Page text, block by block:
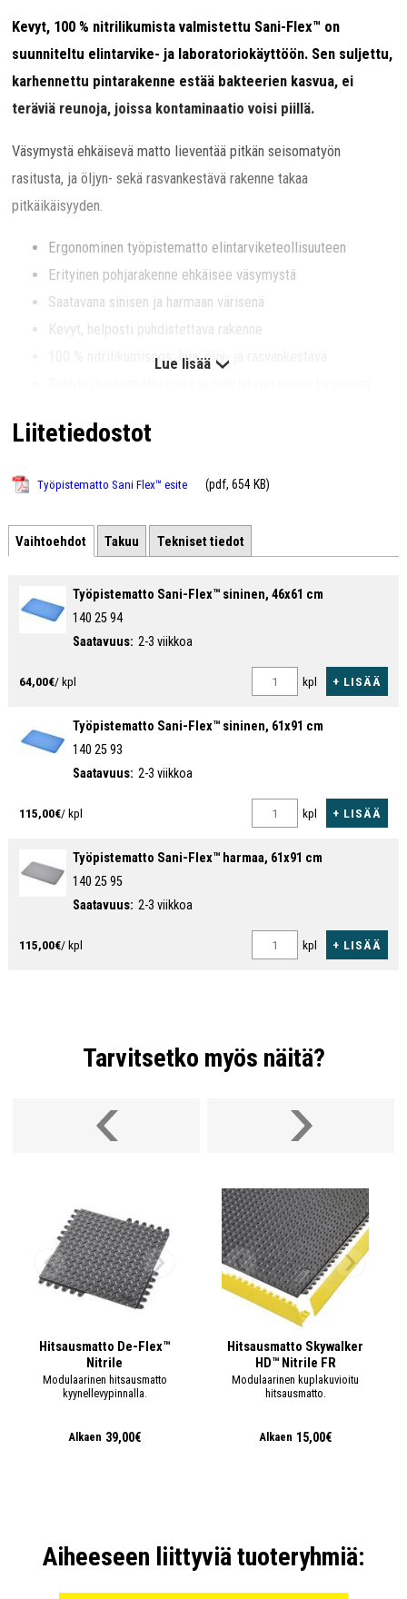
Kevyt, 100 % nitrilikumista valmistettu Sani-Flex™ on
suunniteltu elintarvike- ja laboratoriokäyttöön. Sen suljettu,
karhennettu pintarakenne estää bakteerien kasvua, ei
teräviä reunoja, joissa kontaminaatio voisi piillä.
Väsymystä ehkäisevä matto lieventää pitkän seisomatyön
rasitusta, ja öljyn- sekä rasvankestävä rakenne takaa
pitkäikäisyyden.
Ergonominen työpistematto elintarviketeollisuuteen
Erityinen pohjarakenne ehkäisee väsymystä
Saatavana sinisen ja harmaan värisenä
Kevyt, helposti puhdistettava rakenne
100 % nitrilikumiseos: luja, öljy- ja rasvankestävä
Sininen väri auttaa kontaminaation havainnointia
Lue lisää
Liitetiedostot
Työpistematto Sani Flex™ esite (pdf, 654 KB)
Vaihtoehdot Takuu Tekniset tiedot
Työpistematto Sani-Flex™ sininen, 46x61 cm
140 25 94
Saatavuus: 2-3 viikkoa
64,00€/ kpl kpl + LISÄÄ
Työpistematto Sani-Flex™ sininen, 61x91 cm
140 25 93
Saatavuus: 2-3 viikkoa
115,00€/ kpl kpl + LISÄÄ
Työpistematto Sani-Flex™ harmaa, 61x91 cm
140 25 95
Saatavuus: 2-3 viikkoa
115,00€/ kpl kpl + LISÄÄ
Tarvitsetko myös näitä?
Hitsausmatto De-Flex™
Nitrile
Modulaarinen hitsausmatto
kyynellevypinnalla.
Alkaen 39,00€
Hitsausmatto Skywalker
HD™ Nitrile FR
Modulaarinen kuplakuvioitu
hitsausmatto.
Alkaen 15,00€
Aiheeseen liittyviä tuoteryhmiä: